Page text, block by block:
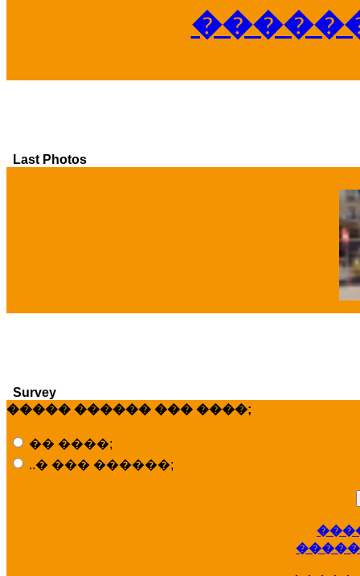
Last Photos
Survey
����� ������ ��� ����;
�� ����;
..� ��� ������;